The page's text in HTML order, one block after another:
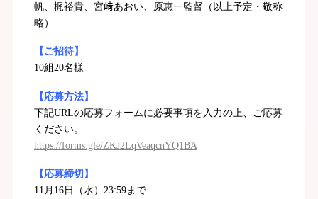
帆、梶裕貴、宮﨑あおい、原恵一監督（以上予定・敬称
略）
【ご招待】
10組20名様
【応募方法】
下記URLの応募フォームに必要事項を入力の上、ご応募
ください。
https://forms.gle/ZKJ2LqVeaqcnYQ1BA
【応募締切】
11月16日（水）23:59まで